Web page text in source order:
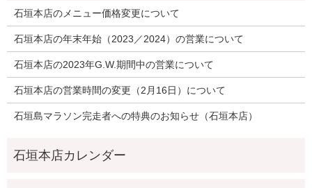
石垣本店のメニュー価格変更について
石垣本店の年末年始（2023／2024）の営業について
石垣本店の2023年G.W.期間中の営業について
石垣本店の営業時間の変更（2月16日）について
石垣島マラソン完走者への特典のお知らせ（石垣本店）